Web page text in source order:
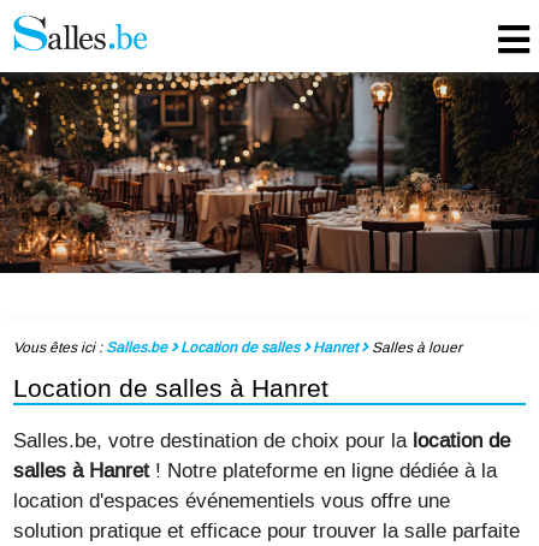
Vous êtes ici : Salles.be Location de salles Hanret Salles à louer
Location de salles à Hanret
Salles.be, votre destination de choix pour la location de
salles à Hanret! Notre plateforme en ligne dédiée à la
location d'espaces événementiels vous offre une
solution pratique et efficace pour trouver la salle parfaite